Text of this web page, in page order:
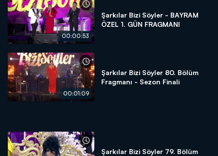
00:00:53
Şarkılar Bizi Söyler - BAYRAM
ÖZEL 1. GÜN FRAGMANI
00:01:09
Şarkılar Bizi Söyler 80. Bölüm
Fragmanı - Sezon Finali
Şarkılar Bizi Söyler 79. Bölüm